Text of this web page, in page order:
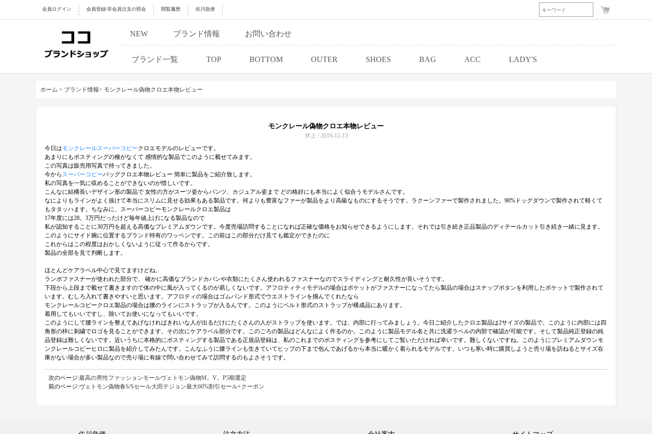
会員ログイン 会員登録/非会員注文の照会 閲覧履歴 佐川急便
NEW ブランド情報 お問い合わせ
ブランド一覧 TOP BOTTOM OUTER SHOES BAG ACC LADY'S
ホーム > ブランド情報> モンクレール偽物クロエ本物レビュー
モンクレール偽物クロエ本物レビュー
井上 / 2019-12-13
今日はモンクレールスーパーコピークロエモデルのレビューです。
あまりにもポスティングの種がなくて 感情的な製品でこのように載せてみます。
この写真は販売用写真で持ってきました。
今から スーパーコピーバッグクロエ本物レビュー 簡単に製品をご紹介致します。
私の写真を一気に収めることができないのが惜しいです。
こんなに結構長いデザイン形の製品で 女性の方がスーツ姿からパンツ、カジュアル姿まで どの格好にも本当によく似合うモデルさんです。
なによりもラインがよく抜けて本当にスリムに見せる効果もある製品です。何よりも豊富なファーが製品をより高級なものにするそうです。ラクーンファーで製作されました。90%ドッグダウンで製作されて軽くて
もタタッハます。ちなみに、スーパーコピーモンクレールクロエ製品は
17年度には28。3万円だったけど毎年値上げになる製品なので
私が認知することに30万円を超える高価なプレミアムダウンです。今度売場訪問することになれば正確な価格をお知らせできるようにします。それでは引き続き正品製品のディテールカット引き続き一緒に見ます。
このようにサイド腕に位置するブランド特有のワッペンです。この前はこの部分だけ見ても鑑定ができたのに
これからはこの程度はおかしくないように従って作るからです。
製品の全部を見て判断します。
ほとんどケアラベル中心で見てますけどね。
ランポファスナーが使われた部分で、 確かに高価なブランドカバンや衣類にたくさん使われるファスナーなのでスライディングと耐久性が良いそうです。
下段から上段まで載せて書きますので体の中に風が入ってくるのが易しくないです。アフロティティモデルの場合はポケットがファスナーになってたら製品の場合はスナップボタンを利用したポケットで製作されて
います。むしろ入れて書きやすいと思います。アフロティの場合はゴムバンド形式でウエストラインを掴んでくれたなら
モンクレールコピークロエ製品の場合は腰のラインにストラップが入るんです。このようにベルト形式のストラップが構成品にあります。
着用してもいいですし、除いてお使いになってもいいです。
このようにして腰ラインを整えてあげなければきれいな人が出るだけにたくさんの人がストラップを使います。では、内部に行ってみましょう。今日ご紹介したクロエ製品は2サイズの製品で。このように内部には四
角形の枠に刺繍でロゴを見ることができます。その次にケアラベル部分です。このごろの製品はどんなによく作るのか。このように製品モデル名と共に洗濯ラベルの内部で確認が可能です。そして製品純正登録の純
品登録は難しくないです。近いうちに本格的にポスティングする製品である正規品登録は、私のこれまでのポスティングを参考にしてご覧いただければ幸いです。難しくないですね。このようにプレミアムダウンモ
ンクレールコピーヒロに製品を紹介してみたんです。こんなふうに腰ラインも生きていてヒップの下まで包んであげるから本当に暖かく着られるモデルです。いつも寒い時に購買しようと売り場を訪ねるとサイズ在
庫がない場合が多い製品なので売り場に有線で問い合わせてみて訪問するのもよさそうです。
次のページ:最高の男性ファッションモールヴェトモン偽物M。V。P5期選定
前のページ:ヴェトモン偽物春S/Sセール大田テジョン最大60%割引セール+クーポン